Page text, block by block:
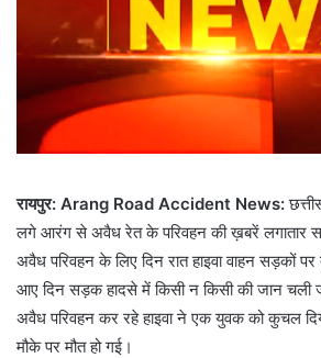
रायपुर: Arang Road Accident News:
लगे आरंग से अवैध रेत के परिवहन की ख़बरें लगातार
अवैध परिवहन के लिए दिन रात हाइवा वाहन सड़कों
आए दिन सड़क हादसे में किसी न किसी की जान चली
अवैध परिवहन कर रहे हाइवा ने एक युवक को कुचल
मौके पर मौत हो गई।